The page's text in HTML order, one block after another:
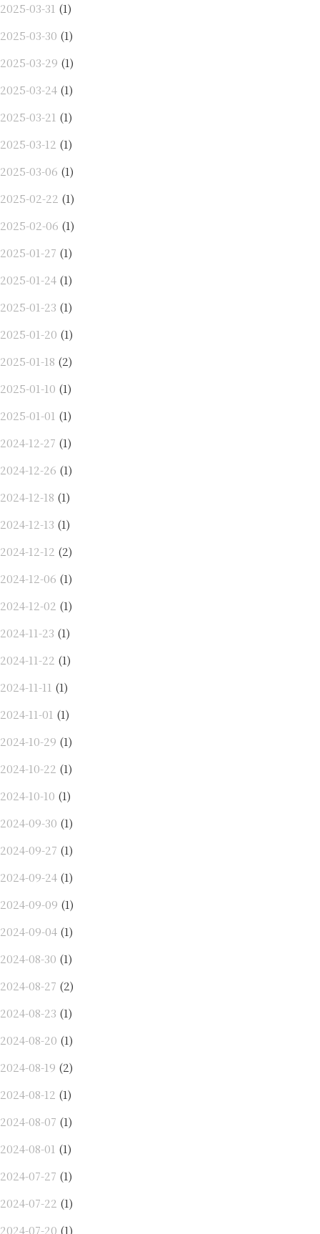
2025-03-31 (1)
2025-03-30 (1)
2025-03-29 (1)
2025-03-24 (1)
2025-03-21 (1)
2025-03-12 (1)
2025-03-06 (1)
2025-02-22 (1)
2025-02-06 (1)
2025-01-27 (1)
2025-01-24 (1)
2025-01-23 (1)
2025-01-20 (1)
2025-01-18 (2)
2025-01-10 (1)
2025-01-01 (1)
2024-12-27 (1)
2024-12-26 (1)
2024-12-18 (1)
2024-12-13 (1)
2024-12-12 (2)
2024-12-06 (1)
2024-12-02 (1)
2024-11-23 (1)
2024-11-22 (1)
2024-11-11 (1)
2024-11-01 (1)
2024-10-29 (1)
2024-10-22 (1)
2024-10-10 (1)
2024-09-30 (1)
2024-09-27 (1)
2024-09-24 (1)
2024-09-09 (1)
2024-09-04 (1)
2024-08-30 (1)
2024-08-27 (2)
2024-08-23 (1)
2024-08-20 (1)
2024-08-19 (2)
2024-08-12 (1)
2024-08-07 (1)
2024-08-01 (1)
2024-07-27 (1)
2024-07-22 (1)
2024-07-20 (1)